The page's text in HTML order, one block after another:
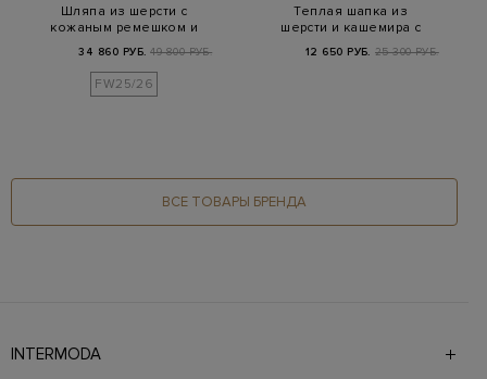
Шляпа из шерсти с
кожаным ремешком и
34 860 РУБ. 49 800 РУБ.
FW25/26
Теплая шапка из
шерсти и кашемира с
12 650 РУБ. 25 300 РУБ.
ВСЕ ТОВАРЫ БРЕНДА
INTERMODA